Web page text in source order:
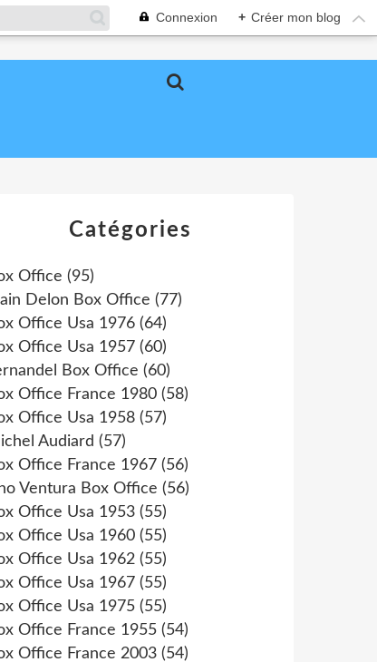
Connexion + Créer mon blog
Catégories
Office (95)
Delon Box Office (77)
Office Usa 1976 (64)
Office Usa 1957 (60)
Box Office (60)
Office France 1980 (58)
Office Usa 1958 (57)
Audiard (57)
Office France 1967 (56)
Ventura Box Office (56)
Office Usa 1953 (55)
Office Usa 1960 (55)
Office Usa 1962 (55)
Office Usa 1967 (55)
Office Usa 1975 (55)
Office France 1955 (54)
Office France 2003 (54)